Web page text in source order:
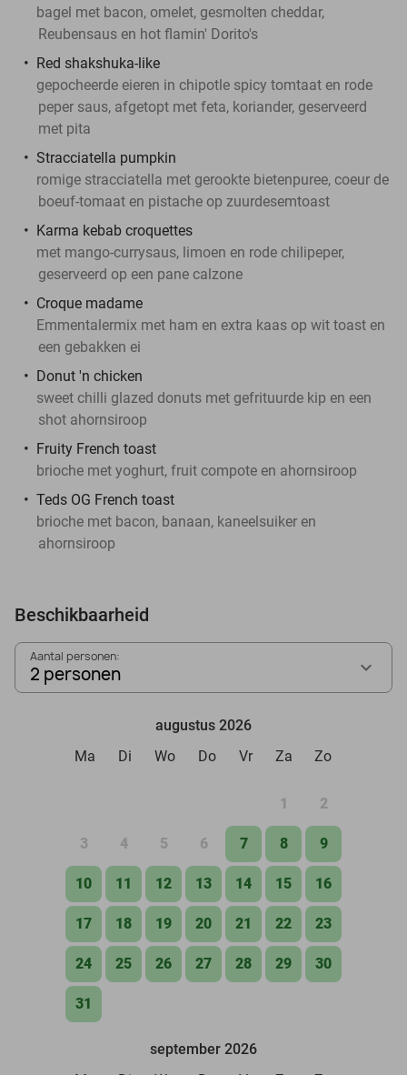
bagel met bacon, omelet, gesmolten cheddar,
Reubensaus en hot flamin' Dorito's
Red shakshuka-like
gepocheerde eieren in chipotle spicy tomtaat en rode
peper saus, afgetopt met feta, koriander, geserveerd
met pita
Stracciatella pumpkin
romige stracciatella met gerookte bietenpuree, coeur de
boeuf-tomaat en pistache op zuurdesemtoast
Karma kebab croquettes
met mango-currysaus, limoen en rode chilipeper,
geserveerd op een pane calzone
Croque madame
Emmentalermix met ham en extra kaas op wit toast en
een gebakken ei
Donut 'n chicken
sweet chilli glazed donuts met gefrituurde kip en een
shot ahornsiroop
Fruity French toast
brioche met yoghurt, fruit compote en ahornsiroop
Teds OG French toast
brioche met bacon, banaan, kaneelsuiker en
ahornsiroop
Beschikbaarheid
Aantal personen:
2 personen
augustus 2026
Ma
Di Wo Do Vr Za Zo
1 2
3 4 5 6 7 8 9
10 11 12 13 14 15 16
17 18 19 20 21 22 23
24 25 26 27 28 29 30
31
september 2026